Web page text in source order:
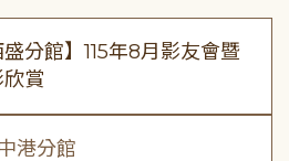
盛分館】115年8月影友會暨
賞
港分館